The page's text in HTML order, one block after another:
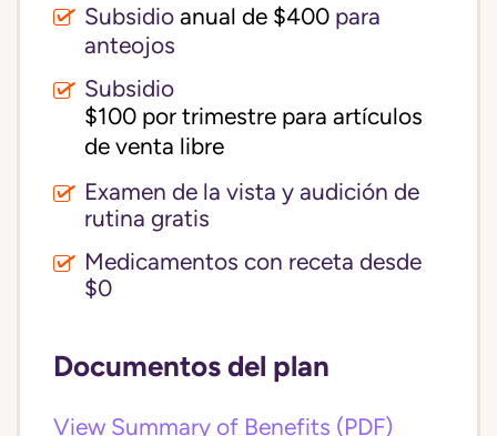
Subsidio anual de $400 para
anteojos
Subsidio
$100 por trimestre para artículos
de venta libre
Examen de la vista y audición de
rutina gratis
Medicamentos con receta desde
$0
Documentos del plan
View Summary of Benefits (PDF)